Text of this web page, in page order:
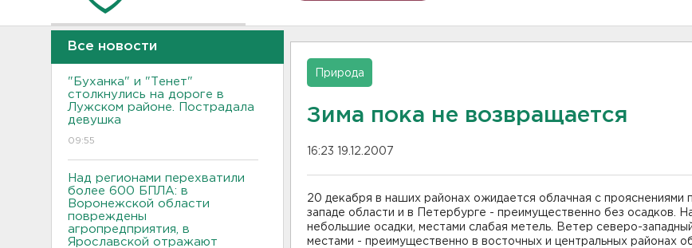
Все новости
"Буханка" и "Тенет"
столкнулись на дороге в
Лужском районе. Пострадала
девушка
09:55
Над регионами перехватили
более 600 БПЛА: в
Воронежской области
повреждены
агропредприятия, в
Ярославской отражают
Природа
Зима пока не возвращается
16:23 19.12.2007
20 декабря в наших районах ожидается облачная с прояснениями
западе области и в Петербурге - преимущественно без осадков.
небольшие осадки, местами слабая метель. Ветер северо-
местами - преимущественно в восточных и центральных районах